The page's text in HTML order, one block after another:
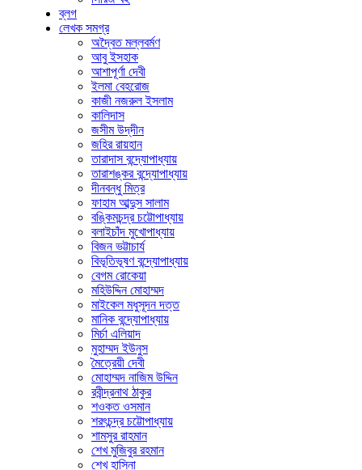
ব্লগ
লেখক সমগ্র
অদ্বৈত মল্লবর্মণ
আবু ইসহাক
আশাপূর্ণা দেবী
ইলমা বেহরোজ
কাজী নজরুল ইসলাম
কালিদাস
জসীম উদ্‌দীন
জহির রায়হান
তারাদাস বন্দ্যোপাধ্যায়
তারাশঙ্কর বন্দ্যোপাধ্যায়
দীনবন্ধু মিত্র
ফাহাম আব্দুস সালাম
বঙ্কিমচন্দ্র চট্টোপাধ্যায়
বলাইচাঁদ মুখোপাধ্যায়
বিজন ভট্টাচার্য
বিভূতিভূষণ বন্দ্যোপাধ্যায়
বেগম রোকেয়া
মহিউদ্দিন মোহাম্মদ
মাইকেল মধুসূদন দত্ত
মানিক বন্দ্যোপাধ্যায়
মির্চা এলিয়াদ
মুহাম্মদ ইউনুস
মৈত্রেয়ী দেবী
মোহাম্মদ নাজিম উদ্দিন
রবীন্দ্রনাথ ঠাকুর
শওকত ওসমান
শরৎচন্দ্র চট্টোপাধ্যায়
শামসুর রাহমান
শেখ মুজিবুর রহমান
শেখ হাসিনা